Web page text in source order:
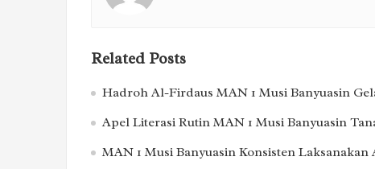
Related Posts
Hadroh Al-Firdaus MAN 1 Musi Banyuasin
Apel Literasi Rutin MAN 1 Musi Banyuasin
MAN 1 Musi Banyuasin Konsisten